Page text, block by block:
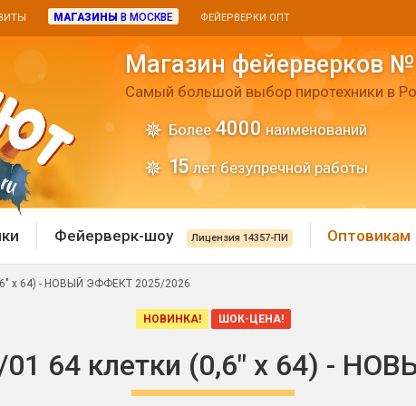
МАГАЗИНЫ В МОСКВЕ ФЕЙЕРВЕРКИ ОПТ
Магазин фейерверков
Самый большой выбор пиротехники в
Более 4000 наименований
15лет безупречной работы
дым
Римские свечи
Хлопушки и
Маленькие хлопушки
Фейерверк-шоу Лицензия 14357-ПИ Оптовикам
х 64) - НОВЫЙ ЭФФЕКТ 2025/2026
НОВИНКА! ШОК-ЦЕНА!
01 64 клетки (0,6" х 64) -